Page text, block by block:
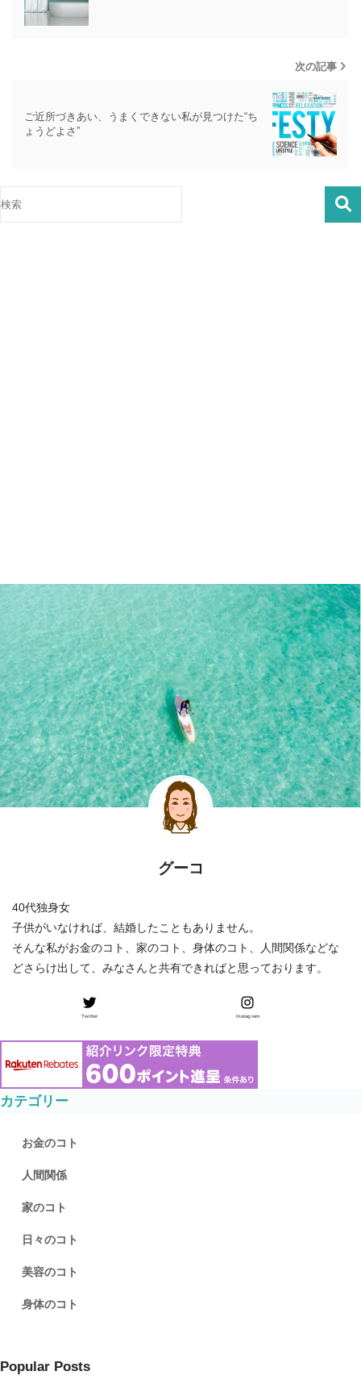
次の記事
ご近所づきあい、うまくできない私が見つけた“ち
ょうどよさ”
グーコ
40代独身女
子供がいなければ、結婚したこともありません。
そんな私がお金のコト、家のコト、身体のコト、人間関係などな
どさらけ出して、みなさんと共有できればと思っております。
Twitter Instagram
カテゴリー
お金のコト
人間関係
家のコト
日々のコト
美容のコト
身体のコト
Popular Posts